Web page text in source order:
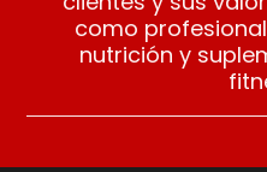
como
nutrición y